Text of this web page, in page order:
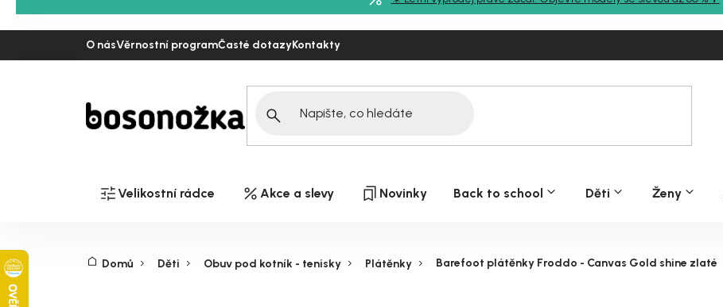
na
O násVěrnostní programČasté dotazyKontakty
Velikostní rádce Akce a slevy Novinky Back to school Děti Ženy
Domů Děti Obuv pod kotník - tenisky Plátěnky Barefoot plátěnky Froddo - Canvas Gold shine zlaté